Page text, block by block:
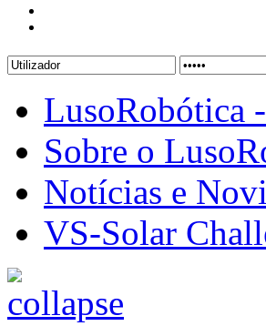
LusoRobótica
Sobre o
Notícias e
VS-Solar